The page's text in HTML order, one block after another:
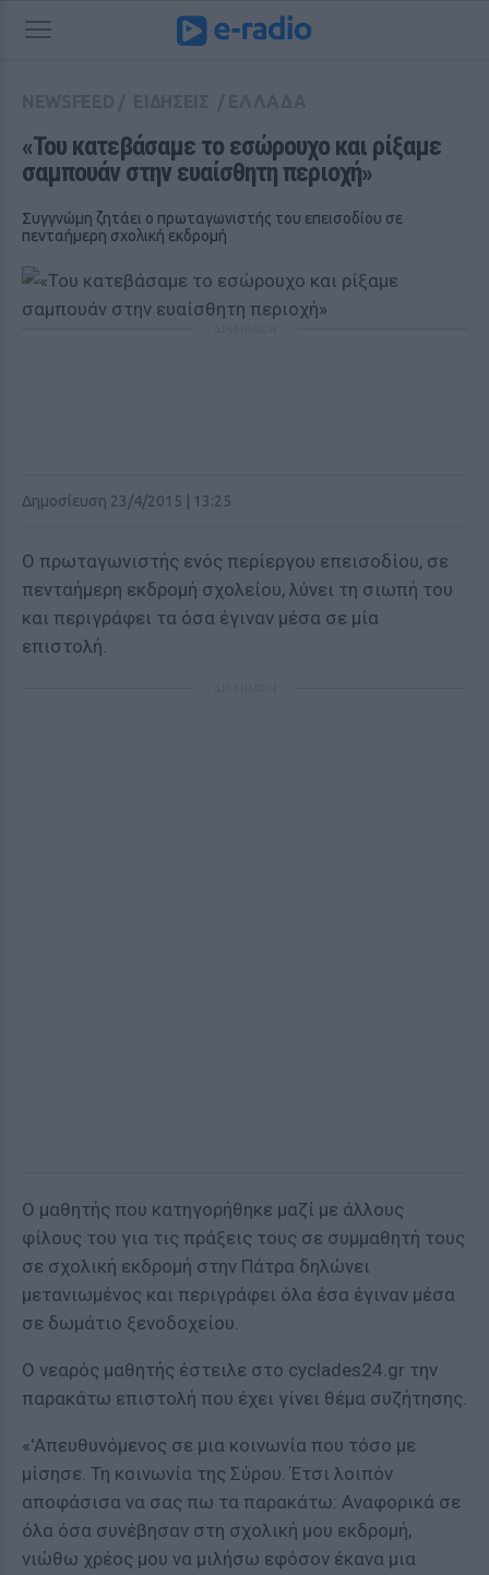
«Του κατεβάσαμε το εσώρουχο και ρίξαμε
σαμπουάν στην ευαίσθητη περιοχή»
Συγγνώμη ζητάει ο πρωταγωνιστής του επεισοδίου σε
πενταήμερη σχολική εκδρομή
Δημοσίευση 23/4/2015 | 13:25
Ο πρωταγωνιστής ενός περίεργου επεισοδίου, σε
πενταήμερη εκδρομή σχολείου, λύνει τη σιωπή του
και περιγράφει τα όσα έγιναν μέσα σε μία
επιστολή.
Ο μαθητής που κατηγορήθηκε μαζί με άλλους
φίλους του για τις πράξεις τους σε συμμαθητή τους
σε σχολική εκδρομή στην Πάτρα δηλώνει
μετανιωμένος και περιγράφει όλα έσα έγιναν μέσα
σε δωμάτιο ξενοδοχείου.
Ο νεαρός μαθητής έστειλε στο cyclades24.gr την
παρακάτω επιστολή που έχει γίνει θέμα συζήτησης.
«'Απευθυνόμενος σε μια κοινωνία που τόσο με
μίσησε. Τη κοινωνία της Σύρου. Έτσι λοιπόν
αποφάσισα να σας πω τα παρακάτω: Αναφορικά σε
όλα όσα συνέβησαν στη σχολική μου εκδρομή,
νιώθω χρέος μου να μιλήσω εφόσον έκανα μια